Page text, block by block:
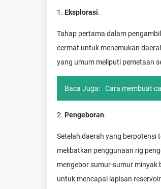
1. Eksplorasi.
Tahap pertama dalam
cermat untuk menemukan
yang umum meliputi pemetaan
Baca Juga: Cara membuat
2. Pengeboran.
Setelah daerah yang berpotensi
melibatkan penggunaan rig
mengebor sumur-sumur minyak
untuk mencapai lapisan